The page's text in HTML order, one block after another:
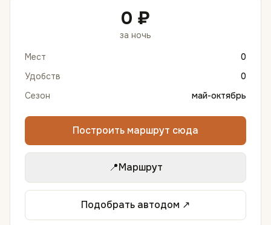
0 ₽
за ночь
Мест
0
Удобств
0
Сезон
май-октябрь
Построить маршрут сюда
📍Маршрут
Подобрать автодом ↗